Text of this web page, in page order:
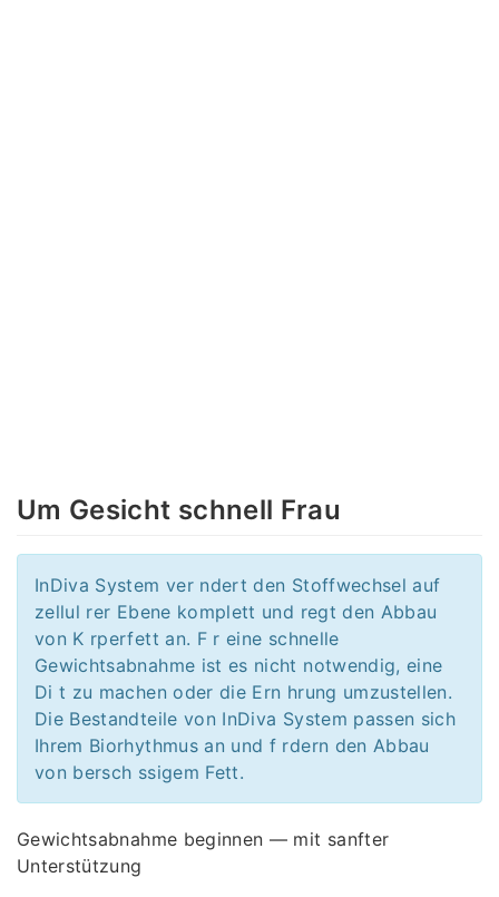
Um Gesicht schnell Frau
InDiva System ver ndert den Stoffwechsel auf
zellul rer Ebene komplett und regt den Abbau
von K rperfett an. F r eine schnelle
Gewichtsabnahme ist es nicht notwendig, eine
Di t zu machen oder die Ern hrung umzustellen.
Die Bestandteile von InDiva System passen sich
Ihrem Biorhythmus an und f rdern den Abbau
von bersch ssigem Fett.
Gewichtsabnahme beginnen — mit sanfter
Unterstützung